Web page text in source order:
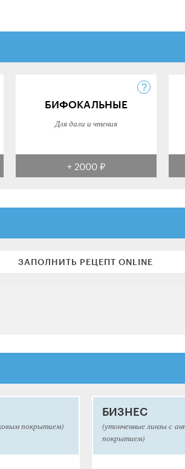
БИФОКАЛЬНЫЕ
Для дали и чтения
+ 2000 ₽
ЗАПОЛНИТЬ РЕЦЕПТ ONLINE
покрытием)
БИЗНЕС
(утонченные линзы с
покрытием)